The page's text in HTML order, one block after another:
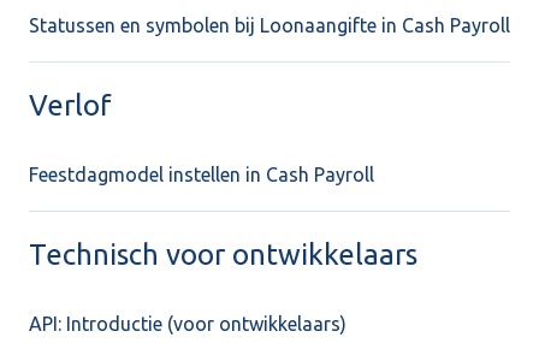
Statussen en symbolen bij Loonaangifte in Cash Payroll
Verlof
Feestdagmodel instellen in Cash Payroll
Technisch voor ontwikkelaars
API: Introductie (voor ontwikkelaars)